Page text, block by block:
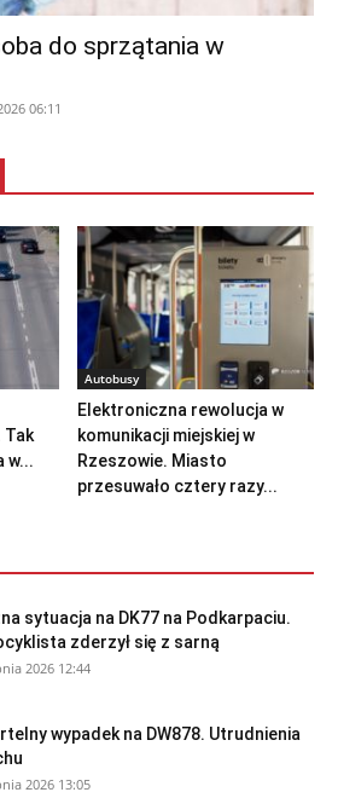
do sprzątania w
06:11
Tak
w...
Autobusy
Elektroniczna rewolucja w
komunikacji miejskiej w
Rzeszowie. Miasto
przesuwało cztery razy...
sytuacja na DK77 na Podkarpaciu.
zderzył się z sarną
2026 12:44
wypadek na DW878. Utrudnienia
2026 13:05